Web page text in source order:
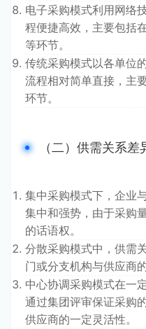
电子采购模式利用网络
程便捷高效，主要包括
等环节。
传统采购模式以各单位
流程相对简单直接，主
环节。
（二）供需关系差
集中采购模式下，企业
集中和强势，由于采购
的话语权。
分散采购模式中，供需
门或分支机构与供应商
中心协调采购模式在一
通过集团评审保证采购
供应商的一定灵活性。